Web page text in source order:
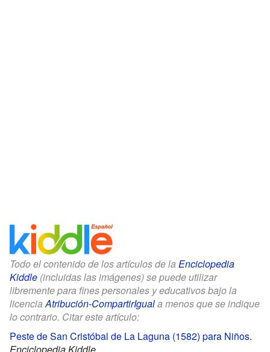
Todo el contenido de los artículos de la Enciclopedia
Kiddle (incluidas las imágenes) se puede utilizar
libremente para fines personales y educativos bajo la
licenciaAtribución-CompartirIguala menos que se indique
lo contrario. Citar este artículo:
Peste de San Cristóbal de La Laguna (1582) para Niños.
Enciclopedia Kiddle.